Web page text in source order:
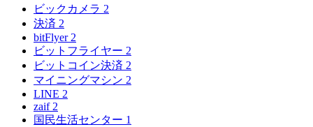
ビックカメラ 2
決済 2
bitFlyer 2
ビットフライヤー 2
ビットコイン決済 2
マイニングマシン 2
LINE 2
zaif 2
国民生活センター 1